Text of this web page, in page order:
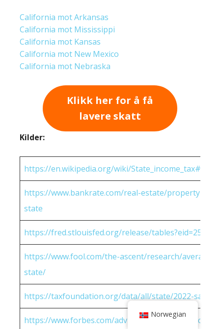
California mot Arkansas
California mot Mississippi
California mot Kansas
California mot New Mexico
California mot Nebraska
Klikk her for å få
lavere skatt
Kilder:
https://en.wikipedia.org/wiki/
https://www.bankrate.com/real-estate/property-
state
https://fred.stlouisfed.org/release/
https://www.fool.com/the-ascent/research/average-
state/
https://taxfoundation.org/data/all/state/2022-sales-
https://www.forbes.com/advisor/income-tax-
Norwegian